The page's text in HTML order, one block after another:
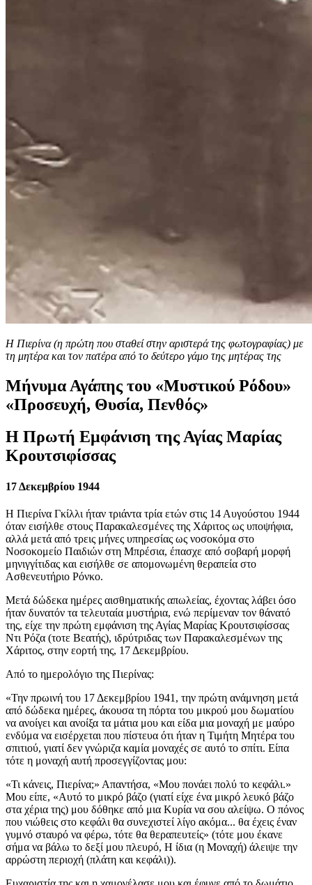
Η Πιερίνα (η πρώτη που σταθεί στην αριστερά της φωτογραφίας) με
τη μητέρα και τον πατέρα από το δεύτερο γάμο της μητέρας της
Μήνυμα Αγάπης του «Μυστικού Ρόδου»
«Προσευχή, Θυσία, Πενθός»
Η Πρωτή Εμφάνιση της Αγίας Μαρίας
Κρουτσιφίσσας
17 Δεκεμβρίου 1944
Η Πιερίνα Γκίλλι ήταν τριάντα τρία ετών στις 14 Αυγούστου 1944
όταν εισήλθε στους Παρακαλεσμένες της Χάριτος ως υποψήφια,
αλλά μετά από τρεις μήνες υπηρεσίας ως νοσοκόμα στο
Νοσοκομείο Παιδιών στη Μπρέσια, έπασχε από σοβαρή μορφή
μηνιγγίτιδας και εισήλθε σε απομονωμένη θεραπεία στο
Ασθενευτήριο Ρόνκο.
Μετά δώδεκα ημέρες αισθηματικής απωλείας, έχοντας λάβει όσο
ήταν δυνατόν τα τελευταία μυστήρια, ενώ περίμεναν τον θάνατό
της, είχε την πρώτη εμφάνιση της Αγίας Μαρίας Κρουτσιφίσσας
Ντι Ρόζα (τοτε Βεατής), ιδρύτριδας των Παρακαλεσμένων της
Χάριτος, στην εορτή της, 17 Δεκεμβρίου.
Από το ημερολόγιο της Πιερίνας:
«Την πρωινή του 17 Δεκεμβρίου 1941, την πρώτη ανάμνηση μετά
από δώδεκα ημέρες, άκουσα τη πόρτα του μικρού μου δωματίου
να ανοίγει και ανοίξα τα μάτια μου και είδα μια μοναχή με μαύρο
ενδύμα να εισέρχεται που πίστευα ότι ήταν η Τιμήτη Μητέρα του
σπιτιού, γιατί δεν γνώριζα καμία μοναχές σε αυτό το σπίτι. Είπα
τότε η μοναχή αυτή προσεγγίζοντας μου:
«Τι κάνεις, Πιερίνα;» Απαντήσα, «Μου πονάει πολύ το κεφάλι.»
Μου είπε, «Αυτό το μικρό βάζο (γιατί είχε ένα μικρό λευκό βάζο
στα χέρια της) μου δόθηκε από μια Κυρία να σου αλείψω. Ο πόνος
που νιώθεις στο κεφάλι θα συνεχιστεί λίγο ακόμα... θα έχεις έναν
γυμνό σταυρό να φέρω, τότε θα θεραπευτείς» (τότε μου έκανε
σήμα να βάλω το δεξί μου πλευρό, Η ίδια (η Μοναχή) άλειψε την
αρρώστη περιοχή (πλάτη και κεφάλι)).